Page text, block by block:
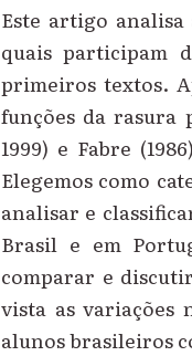
Este artigo analisa
quais participam
primeiros textos.
funções da rasura
1999) e Fabre
Elegemos como
analisar e
Brasil e em
comparar e
vista as variações
alunos brasileiros